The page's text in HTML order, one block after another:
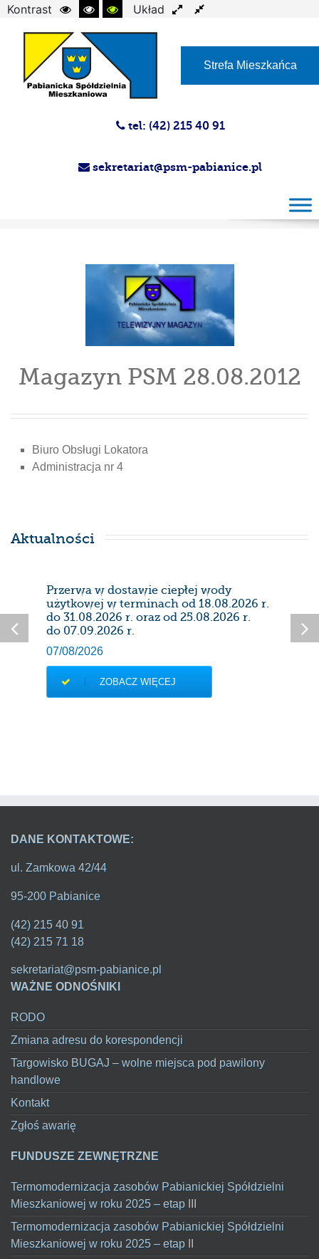
Kontrast
Układ
Strefa Mieszkańca
tel: (42) 215 40 91
sekretariat@psm-pabianice.pl
Magazyn PSM 28.08.2012
Biuro Obsługi Lokatora
Administracja nr 4
Aktualności
Przerwa w dostawie ciepłej wody
użytkowej w terminach od 18.08.2026 r.
do 31.08.2026 r. oraz od 25.08.2026 r.
do 07.09.2026 r.
07/08/2026
ZOBACZ WIĘCEJ
DANE KONTAKTOWE:
ul. Zamkowa 42/44
95-200 Pabianice
(42) 215 40 91
(42) 215 71 18
sekretariat@psm-pabianice.pl
WAŻNE ODNOŚNIKI
RODO
Zmiana adresu do korespondencji
Targowisko BUGAJ – wolne miejsca pod pawilony
handlowe
Kontakt
Zgłoś awarię
FUNDUSZE ZEWNĘTRZNE
Termomodernizacja zasobów Pabianickiej Spółdzielni
Mieszkaniowej w roku 2025 – etap III
Termomodernizacja zasobów Pabianickiej Spółdzielni
Mieszkaniowej w roku 2025 – etap II